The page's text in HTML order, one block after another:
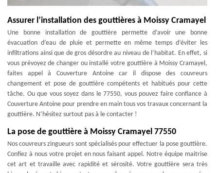
Assurer l’installation des gouttières à Moissy Cramayel
Une bonne installation de gouttière permette d’avoir une bonne
évacuation d’eau de pluie et permette en même temps d’éviter les
infiltrations ainsi que de gros désordre au niveau de l’habitat. En effet, si
vous prévoyez de changer ou installé votre gouttière à Moissy Cramayel,
faites appel à Couverture Antoine car il dispose des couvreurs
changement et pose de gouttière compétents et habitués pour cette
tâche. Ou que vous soyez dans le 77550, vous pouvez faire confiance à
Couverture Antoine pour prendre en main tous vos travaux concernant la
gouttière. N’hésitez surtout pas à le contacter !
La pose de gouttière à Moissy Cramayel 77550
Nos couvreurs zingueurs sont spécialisés pour effectuer la pose gouttière.
Confiez à nous votre projet en nous faisant appel. Notre équipe maitrise
cet art et travaille avec rapidité et sérosité. Votre gouttière sera très